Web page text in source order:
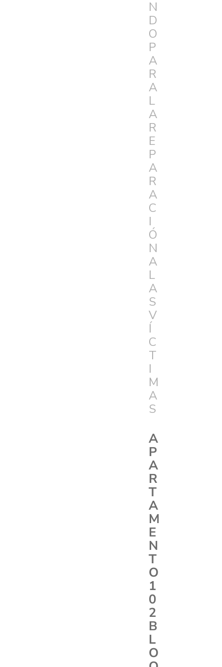
N
D
O
P
A
R
A
L
A
R
E
P
A
R
A
C
I
Ó
N
A
L
A
S
V
Í
C
T
I
M
A
S
A
P
A
R
T
A
M
E
N
T
O
1
0
2
B
L
O